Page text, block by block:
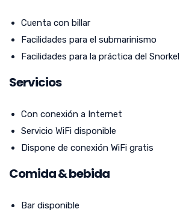
Cuenta con billar
Facilidades para el submarinismo
Facilidades para la práctica del Snorkel
Servicios
Con conexión a Internet
Servicio WiFi disponible
Dispone de conexión WiFi gratis
Comida & bebida
Bar disponible